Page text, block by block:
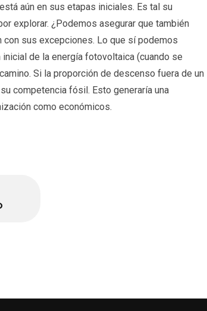
aún en sus etapas iniciales. Es tal su
explorar. ¿Podemos asegurar que también
con sus excepciones. Lo que sí podemos
de la energía fotovoltaica (cuando se
Si la proporción de descenso fuera de un
competencia fósil. Esto generaría una
como económicos.